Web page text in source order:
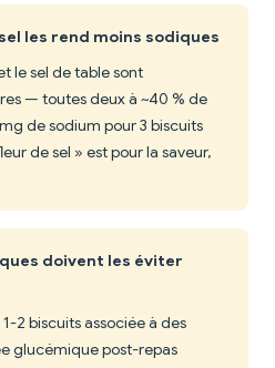
sel les rend moins sodiques
le sel de table sont
— toutes deux à ~40 % de
de sodium pour 3 biscuits
de sel » est pour la saveur,
doivent les éviter
2 biscuits associée à des
glucémique post-repas